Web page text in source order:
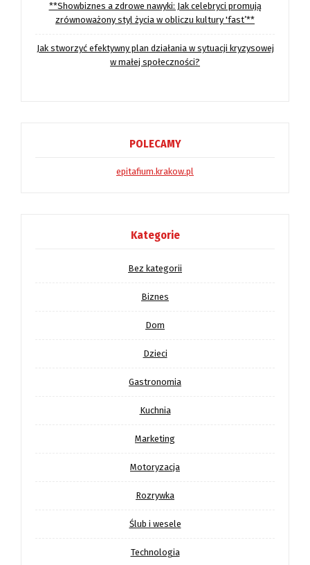
**Showbiznes a zdrowe nawyki: Jak celebryci promują
zrównoważony styl życia w obliczu kultury 'fast’**
Jak stworzyć efektywny plan działania w sytuacji kryzysowej
w małej społeczności?
POLECAMY
epitafium.krakow.pl
Kategorie
Bez kategorii
Biznes
Dom
Dzieci
Gastronomia
Kuchnia
Marketing
Motoryzacja
Rozrywka
Ślub i wesele
Technologia